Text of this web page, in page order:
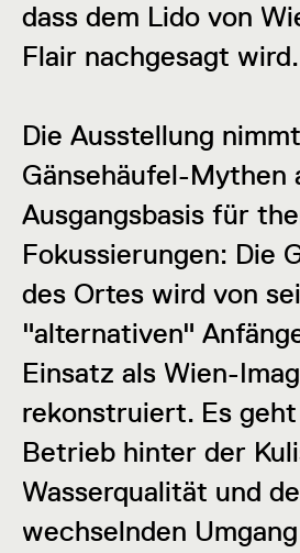
dass dem Lido von
Flair nachgesagt wird.
Die Ausstellung
Gänsehäufel-Mythen
Ausgangsbasis für
Fokussierungen: Die
des Ortes wird von
"alternativen"
Einsatz als Wien-
rekonstruiert. Es
Betrieb hinter der
Wasserqualität und
wechselnden